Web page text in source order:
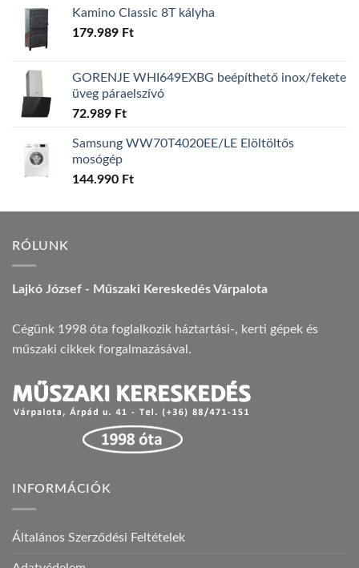
Kamino Classic 8T kályha
179.989 Ft
GORENJE WHI649EXBG beépíthető inox/fekete
üveg páraelszívó
72.989 Ft
Samsung WW70T4020EE/LE Elöltöltős
mosógép
144.990 Ft
RÓLUNK
Lajkó József - Műszaki Kereskedés Várpalota
Cégünk 1998 óta foglalkozik háztartási-, kerti gépek és
műszaki cikkek forgalmazásával.
INFORMÁCIÓK
Általános Szerződési Feltételek